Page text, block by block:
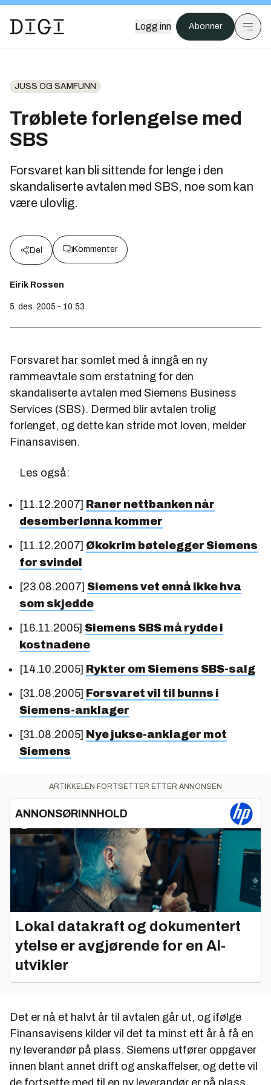
Logg inn Abonner
JUSS OG SAMFUNN
Trøblete forlengelse med
SBS
Forsvaret kan bli sittende for lenge i den
skandaliserte avtalen med SBS, noe som kan
være ulovlig.
Del Kommenter
Eirik Rossen
5. des. 2005 - 10:53
Forsvaret har somlet med å inngå en ny
rammeavtale som erstatning for den
skandaliserte avtalen med Siemens Business
Services (SBS). Dermed blir avtalen trolig
forlenget, og dette kan stride mot loven, melder
Finansavisen.
Les også:
[11.12.2007] Raner nettbanken når
desemberlønna kommer
[11.12.2007] Økokrim bøtelegger Siemens
for svindel
[23.08.2007] Siemens vet ennå ikke hva
som skjedde
[16.11.2005] Siemens SBS må rydde i
kostnadene
[14.10.2005] Rykter om Siemens SBS-salg
[31.08.2005] Forsvaret vil til bunns i
Siemens-anklager
[31.08.2005] Nye jukse-anklager mot
Siemens
ARTIKKELEN FORTSETTER ETTER ANNONSEN
ANNONSØRINNHOLD
Lokal datakraft og dokumentert
ytelse er avgjørende for en AI-
utvikler
Det er nå et halvt år til avtalen går ut, og ifølge
Finansavisens kilder vil det ta minst ett år å få en
ny leverandør på plass. Siemens utfører oppgaver
innen blant annet drift og anskaffelser, og dette vil
de fortsette med til en ny leverandør er på plass.